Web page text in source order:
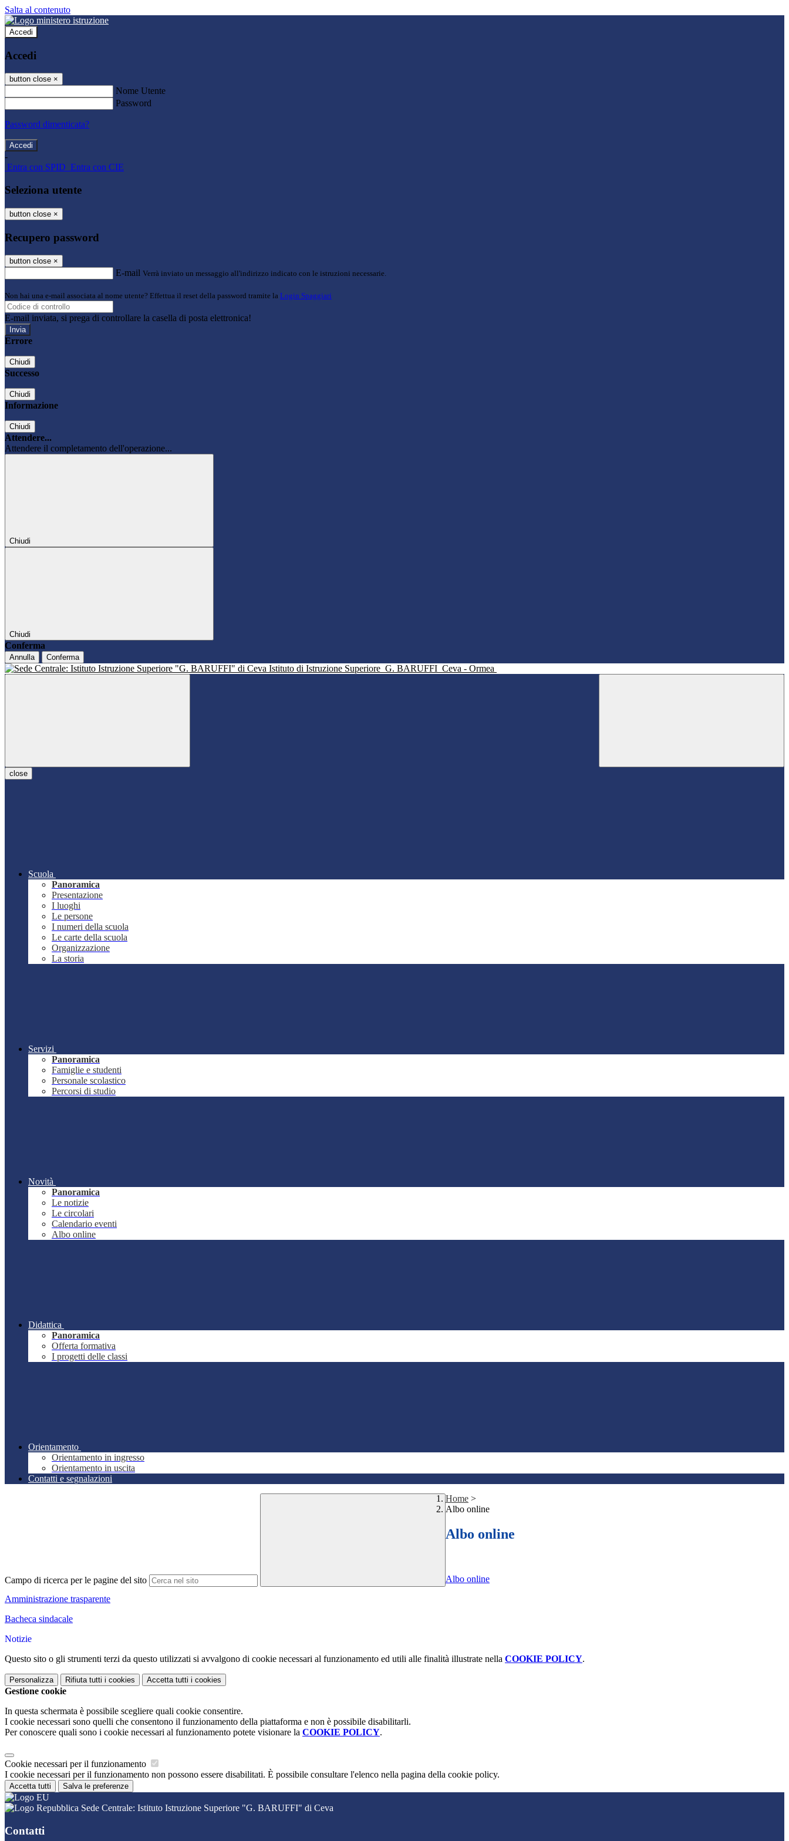
Salta al contenuto
Accedi
Accedi
button close ×
Nome Utente
Password
Password dimenticata?
-
Entra con SPID Entra con CIE
Seleziona utente
button close ×
Recupero password
button close ×
E-mail Verrà inviato un messaggio all'indirizzo indicato con le istruzioni necessarie.
Non hai una e-mail associata al nome utente? Effettua il reset della password tramite la Login Spaggiari
E-mail inviata, si prega di controllare la casella di posta elettronica!
Errore
Chiudi
Successo
Chiudi
Informazione
Chiudi
Attendere...
Attendere il completamento dell'operazione...
Chiudi
Chiudi
Conferma
Annulla Conferma
Istituto di Istruzione Superiore G. BARUFFI Ceva - Ormea
close
Scuola
Panoramica
Presentazione
I luoghi
Le persone
I numeri della scuola
Le carte della scuola
Organizzazione
La storia
Servizi
Panoramica
Famiglie e studenti
Personale scolastico
Percorsi di studio
Novità
Panoramica
Le notizie
Le circolari
Calendario eventi
Albo online
Didattica
Panoramica
Offerta formativa
I progetti delle classi
Orientamento
Orientamento in ingresso
Orientamento in uscita
Contatti e segnalazioni
Campo di ricerca per le pagine del sito
Home >
Albo online
Albo online
Albo online
Amministrazione trasparente
Bacheca sindacale
Notizie
Questo sito o gli strumenti terzi da questo utilizzati si avvalgono di cookie necessari al funzionamento ed utili alle finalità illustrate nella COOKIE POLICY.
Personalizza Rifiuta tutti i cookies Accetta tutti i cookies
Gestione cookie
In questa schermata è possibile scegliere quali cookie consentire.
I cookie necessari sono quelli che consentono il funzionamento della piattaforma e non è possibile disabilitarli.
Per conoscere quali sono i cookie necessari al funzionamento potete visionare la COOKIE POLICY.
Cookie necessari per il funzionamento
I cookie necessari per il funzionamento non possono essere disabilitati. È possibile consultare l'elenco nella pagina della cookie policy.
Accetta tutti Salva le preferenze
Sede Centrale: Istituto Istruzione Superiore "G. BARUFFI" di Ceva
Contatti